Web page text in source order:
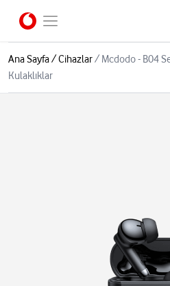
Ana Sayfa/Cihazlar/ Mcdodo - B04
Kulaklıklar